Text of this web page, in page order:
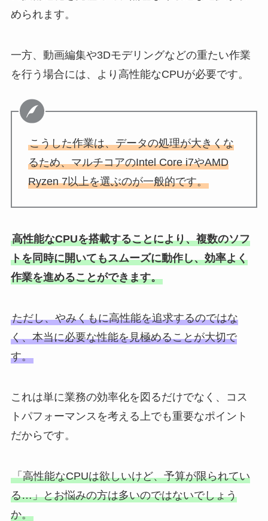
められます。
一方、動画編集や3Dモデリングなどの重たい作業
を行う場合には、より高性能なCPUが必要です。
こうした作業は、データの処理が大きくな
るため、マルチコアのIntel Core i7やAMD
Ryzen 7以上を選ぶのが一般的です。
高性能なCPUを搭載することにより、複数のソフ
トを同時に開いてもスムーズに動作し、効率よく
作業を進めることができます。
ただし、やみくもに高性能を追求するのではな
く、本当に必要な性能を見極めることが大切で
す。
これは単に業務の効率化を図るだけでなく、コス
トパフォーマンスを考える上でも重要なポイント
だからです。
「高性能なCPUは欲しいけど、予算が限られてい
る…」とお悩みの方は多いのではないでしょう
か。